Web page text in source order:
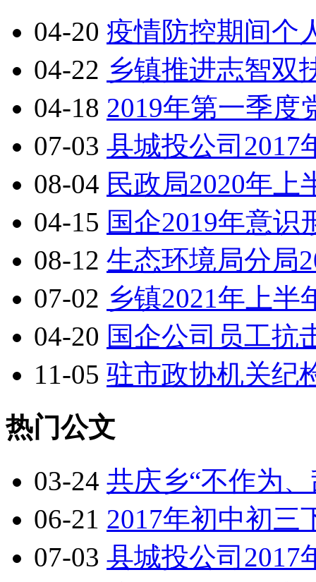
04-20 疫情防控期间个
04-22 乡镇推进志智双
04-18 2019年第一季度
07-03 县城投公司2017
08-04 民政局2020年上
04-15 国企2019年意识
08-12 生态环境局分局
07-02 乡镇2021年上半
04-20 国企公司员工抗
11-05 驻市政协机关纪
热门公文
03-24 共庆乡“不作为
06-21 2017年初中初三
07-03 县城投公司2017